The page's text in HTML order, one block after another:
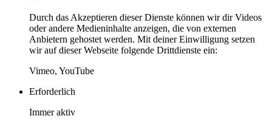
Durch das Akzeptieren dieser Dienste können wir dir Videos
oder andere Medieninhalte anzeigen, die von externen
Anbietern gehostet werden. Mit deiner Einwilligung setzen
wir auf dieser Webseite folgende Drittdienste ein:
Vimeo, YouTube
Erforderlich
Immer aktiv